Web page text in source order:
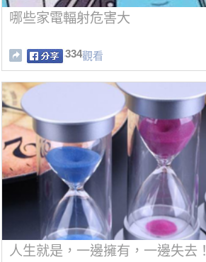
哪些家電輻射危害大
334觀看
人生就是，一邊擁有，一邊失去！